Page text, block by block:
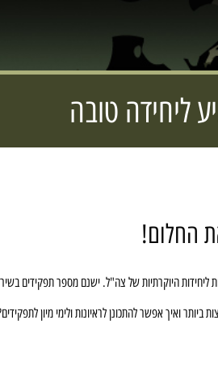
ליחידה טובה
החלום!
ליחידות היוקרתיות של צה"ל. ישנם מספר תפקידים
ואיך אפשר להתכונן לראיונות ולימי מיון